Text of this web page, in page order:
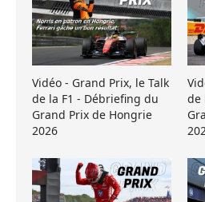
Vidéo - Grand Prix, le Talk
de la F1 - Débriefing du
Grand Prix de Hongrie
2026
de